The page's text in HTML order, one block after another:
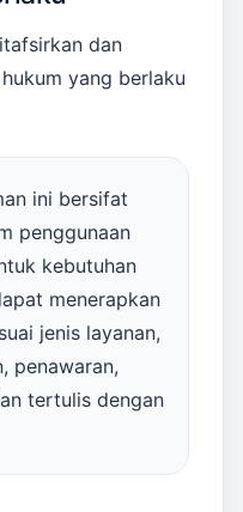
dan
yang berlaku
ini bersifat
penggunaan
kebutuhan
menerapkan
jenis layanan,
penawaran,
tertulis dengan